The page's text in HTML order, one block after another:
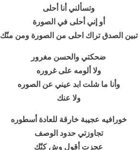
وتسألني أنا أحلى
أو إني أحلى في الصورة
تبين الصدق تراك احلى من الصورة ومن منّك
ضحكتي والحسن مغرور
ولا ألومه على غروره
وأنا ما شلت ابد عيني عن الصوره
ولا عنك
خورافيه عجيبة خارقة للعادة أسطوره
تجاوزتي حدود الوصف
عجزت أقول وش كنّك